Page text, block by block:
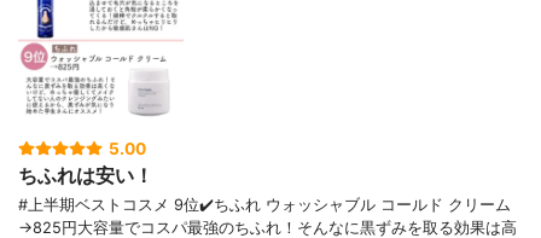
5.00
ちふれは安い！
#上半期ベストコスメ 9位✔️ちふれ ウォッシャブル コールド クリーム
→825円大容量でコスパ最強のちふれ！そんなに黒ずみを取る効果は高